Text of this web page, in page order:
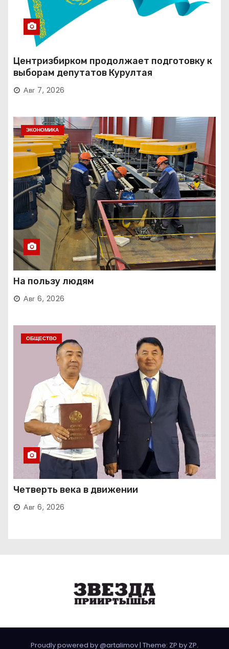
Центризбирком продолжает подготовку к
выборам депутатов Курултая
Авг 7, 2026
ЭКОНОМИКА
На пользу людям
Авг 6, 2026
ОБЩЕСТВО
Четверть века в движении
Авг 6, 2026
Proudly powered by @artalimov | Theme: ZP by ZP.